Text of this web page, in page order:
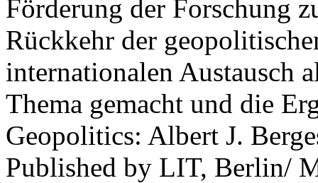
Förderung der Forschung
Rückkehr der
internationalen Austausch
Thema gemacht und die
Geopolitics: Albert J.
Published by LIT, Berlin/